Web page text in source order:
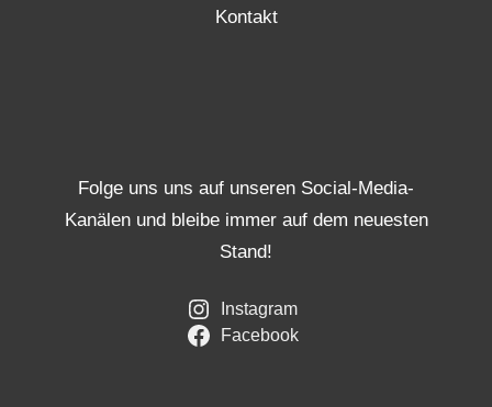
Kontakt
Folge uns uns auf unseren Social-Media-
Kanälen und bleibe immer auf dem neuesten
Stand!
Instagram
Facebook